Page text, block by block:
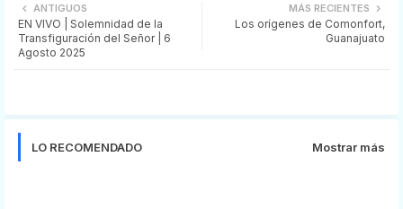
ats
MÁS RECIENTES
Los orígenes de Comonfort,
Guanajuato
ANTIGUOS
EN VIVO | Solemnidad de la
Transfiguración del Señor | 6
Agosto 2025
LO RECOMENDADO Mostrar más